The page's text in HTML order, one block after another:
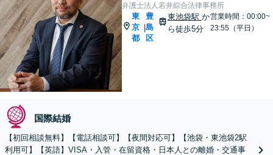
弁護士法人若井綜合法律事務所
東
京
都
|
豊
島
区
東池袋駅 か
ら徒歩5分
営業時間：00:00~
23:55（平日）
国際結婚
【初回相談無料】【電話相談可】【夜間対応可】【池袋・東池袋2駅
利用可】【英語】VISA・入管・在留資格・日本人との離婚・交通事